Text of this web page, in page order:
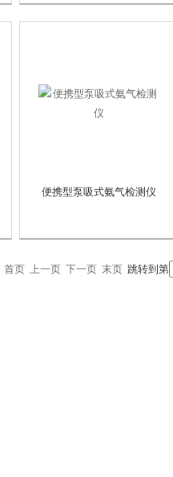
便携型泵吸式氨气检测仪
首页 上一页 下一页 末页 跳转到第